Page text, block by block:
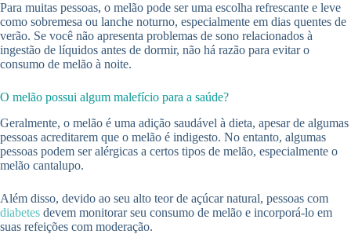
Para muitas pessoas, o melão pode ser uma escolha refrescante e leve
como sobremesa ou lanche noturno, especialmente em dias quentes de
verão. Se você não apresenta problemas de sono relacionados à
ingestão de líquidos antes de dormir, não há razão para evitar o
consumo de melão à noite.
O melão possui algum malefício para a saúde?
Geralmente, o melão é uma adição saudável à dieta, apesar de algumas
pessoas acreditarem que o melão é indigesto. No entanto, algumas
pessoas podem ser alérgicas a certos tipos de melão, especialmente o
melão cantalupo.
Além disso, devido ao seu alto teor de açúcar natural, pessoas com
diabetes devem monitorar seu consumo de melão e incorporá-lo em
suas refeições com moderação.